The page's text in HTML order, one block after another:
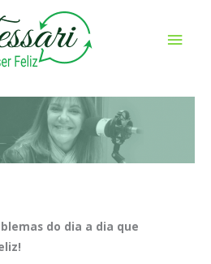
do dia a dia que